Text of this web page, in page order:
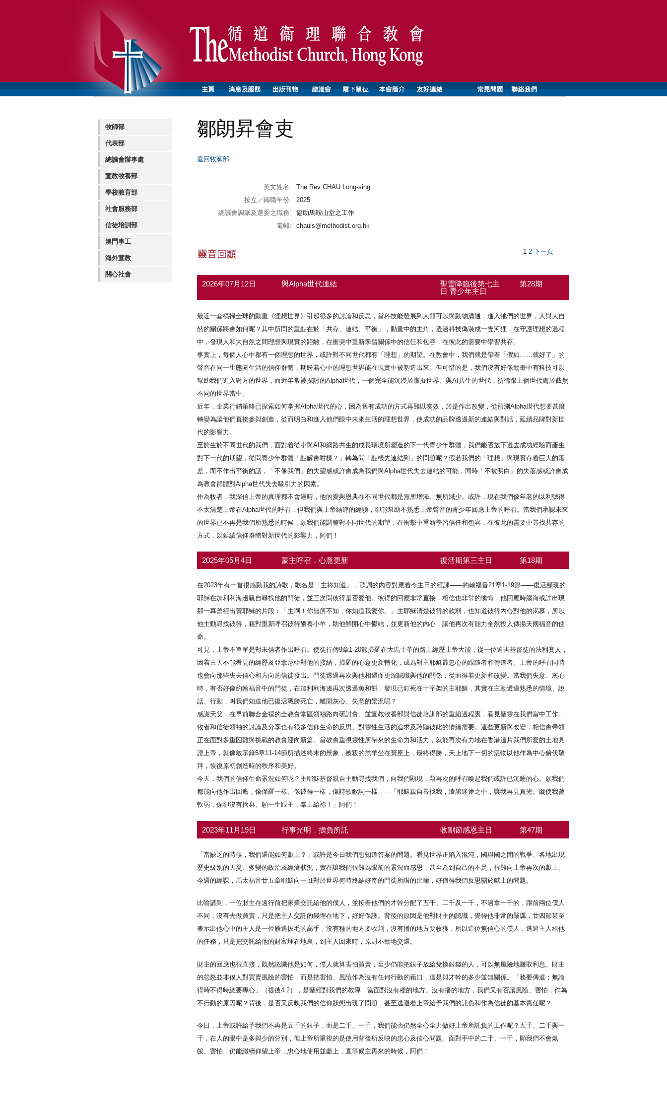
牧師部
代表部
總議會辦事處
宣教牧養部
學校教育部
社會服務部
信徒培訓部
澳門事工
海外宣教
關心社會
鄒朗昇會吏
返回牧師部
英文姓名:
The Rev CHAU Long-sing
按立／轉職年份:
2025
總議會調派及選委之職務:
協助馬鞍山堂之工作
電郵:
chauls@methodist.org.hk
1 2 下一頁
2026年07月12日 與Alpha世代連結
聖靈降臨後第七主
日 青少年主日
第28期
最近一套橫掃全球的動畫《狸想世界》引起很多的討論和反思，當科技能發展到人類可以與動物溝通，進入牠們的世界，人與大自
然的關係將會如何呢？其中所問的重點在於「共存、連結、平衡」，動畫中的主角，透過科技偽裝成一隻河狸，在守護理想的過程
中，發現人和大自然之間理想與現實的距離，在衝突中重新學習關係中的信任和包容，在彼此的需要中學習共存。
事實上，每個人心中都有一個理想的世界，或許對不同世代都有「理想」的期望。在教會中，我們就是帶着「假如……就好了」的
聲音在同一生態圈生活的信仰群體，期盼着心中的理想世界能在現實中被塑造出來。但可惜的是，我們沒有好像動畫中有科技可以
幫助我們進入對方的世界，而近年常被探討的Alpha世代，一個完全能沉浸於虛擬世界、與AI共生的世代，彷彿跟上個世代處於截然
不同的世界當中。
近年，企業行銷策略已探索如何掌握Alpha世代的心，因為舊有成功的方式再難以奏效，於是作出改變，從預測Alpha世代想要甚麼
轉變為讓他們直接參與創造，從而明白和進入他們眼中未來生活的理想世界，使成功的品牌透過新的連結與對話，延續品牌對新世
代的影響力。
至於生於不同世代的我們，面對着從小與AI和網路共生的成長環境所塑造的下一代青少年群體，我們能否放下過去成功經驗而產生
對下一代的期望，從問青少年群體「點解會咁樣？」轉為問「點樣先連結到」的問題呢？假若我們的「理想」與現實存着巨大的落
差，而不作出平衡的話，「不像我們」的失望感或許會成為我們與Alpha世代失去連結的可能，同時「不被明白」的失落感或許會成
為教會群體對Alpha世代失去吸引力的因素。
作為牧者，我深信上帝的真理都不會過時，他的愛與恩典在不同世代都是無所增添、無所減少。或許，現在我們像年老的以利聽得
不太清楚上帝在Alpha世代的呼召，但我們與上帝結連的經驗，卻能幫助不熟悉上帝聲音的青少年回應上帝的呼召。當我們承認未來
的世界已不再是我們所熟悉的時候，願我們能調整對不同世代的期望，在衝擊中重新學習信任和包容，在彼此的需要中尋找共存的
方式，以延續信仰群體對新世代的影響力，阿們！
2025年05月4日 蒙主呼召．心意更新 復活期第三主日 第18期
在2023年有一首很感動我的詩歌，歌名是「主祢知道」，歌詞的內容對應着今主日的經課——約翰福音21章1-19節——復活顯現的
耶穌在加利利海邊親自尋找他的門徒，並三次問彼得是否愛他。彼得的回應非常直接，相信也非常的懊悔，他回應時腦海或許出現
那一幕曾經出賣耶穌的片段：「主啊！你無所不知，你知道我愛你。」主耶穌清楚彼得的軟弱，也知道彼得內心對他的渴慕，所以
他主動尋找彼得，藉對重新呼召彼得餵養小羊，助他解開心中鬱結，並更新他的內心，讓他再次有能力全然投入傳揚天國福音的使
命。
可見，上帝不單單是對未信者作出呼召。使徒行傳9章1-20節掃羅在大馬士革的路上經歷上帝大能，從一位迫害基督徒的法利賽人，
因着三天不能看見的經歷及亞拿尼亞對他的接納，掃羅的心意更新轉化，成為對主耶穌最忠心的跟隨者和傳道者。上帝的呼召同時
也會向那些失去信心和方向的信徒發出。門徒透過再次與他相遇而更深認識與他的關係，從而得着更新和改變。當我們失意、灰心
時，有否好像約翰福音中的門徒，在加利利海邊再次透過魚和餅，發現已釘死在十字架的主耶穌，其實在主動透過熟悉的情境、說
話、行動，叫我們知道他已復活戰勝死亡，離開灰心、失意的景況呢？
感謝天父，在早前聯合金禧的全教會堂區領袖路向研討會、並宣教牧養部與信徒培訓部的重組過程裏，看見聖靈在我們當中工作。
牧者和信徒領袖的討論及分享也有很多信仰生命的反思、對靈性生活的追求及聆聽彼此的情緒需要。這些更新與改變，相信會帶領
正在面對多重困難與挑戰的教會迎向新篇。當教會重視靈性所帶來的生命力和活力，就能再次有力地在香港這片我們所愛的土地見
證上帝，就像啟示錄5章11-14節所描述終末的景象，被殺的羔羊坐在寶座上，最終得勝，天上地下一切的活物以他作為中心俯伏敬
拜，恢復原初創造時的秩序和美好。
今天，我們的信仰生命景況如何呢？主耶穌基督親自主動尋找我們，向我們顯現，藉再次的呼召喚起我們或許已沉睡的心。願我們
都能向他作出回應，像保羅一樣、像彼得一樣，像詩歌歌詞一樣——「耶穌親自尋找我，漆黑迷途之中，讓我再見真光。縱使我曾
軟弱，你卻沒有捨棄。願一生跟主，奉上給祢！」阿們！
2023年11月19日 行事光明．擔負所託 收割節感恩主日 第47期
「當缺乏的時候，我們還能如何獻上？」或許是今日我們想知道答案的問題。看見世界正陷入混沌，國與國之間的戰爭、各地出現
歷史級別的天災、多變的政治及經濟狀況，實在讓我們很難為眼前的景況而感恩，甚至為到自己的不足，很難向上帝再次的獻上。
今週的經課，馬太福音廿五章耶穌向一班對於世界何時終結好奇的門徒所講的比喻，好值得我們反思關於獻上的問題。
比喻講到，一位財主在遠行前把家業交託給他的僕人，並按着他們的才幹分配了五千、二千及一千，不過拿一千的，跟前兩位僕人
不同，沒有去做買賣，只是把主人交託的錢埋在地下，好好保護。背後的原因是他對財主的認識，覺得他非常的嚴厲，廿四節甚至
表示出他心中的主人是一位雁過拔毛的高手，沒有種的地方要收割，沒有播的地方要收獲，所以這位無信心的僕人，逃避主人給他
的任務，只是把交託給他的財富埋在地裏，到主人回來時，原封不動地交還。
財主的回應也很直接，既然認識他是如何，僕人就算害怕買賣，至少仍能把銀子放給兌換銀錢的人，可以無風險地賺取利息。財主
的忿怒並非僕人對買賣風險的害怕，而是把害怕、風險作為沒有任何行動的藉口，這是與才幹的多少並無關係。「務要傳道；無論
得時不得時總要專心」（提後4:2），是聖經對我們的教導，當面對沒有種的地方、沒有播的地方，我們又有否讓風險、害怕，作為
不行動的原因呢？背後，是否又反映我們的信仰狀態出現了問題，甚至逃避着上帝給予我們的託負和作為信徒的基本責任呢？
今日，上帝或許給予我們不再是五千的銀子，而是二千、一千，我們能否仍然全心全力做好上帝所託負的工作呢？五千、二千與一
千，在人的眼中是多與少的分別，但上帝所重視的是使用背後所反映的忠心及信心問題。面對手中的二千、一千，願我們不會氣
餒、害怕，仍能繼續仰望上帝，忠心地使用並獻上，直等候主再來的時候，阿們！